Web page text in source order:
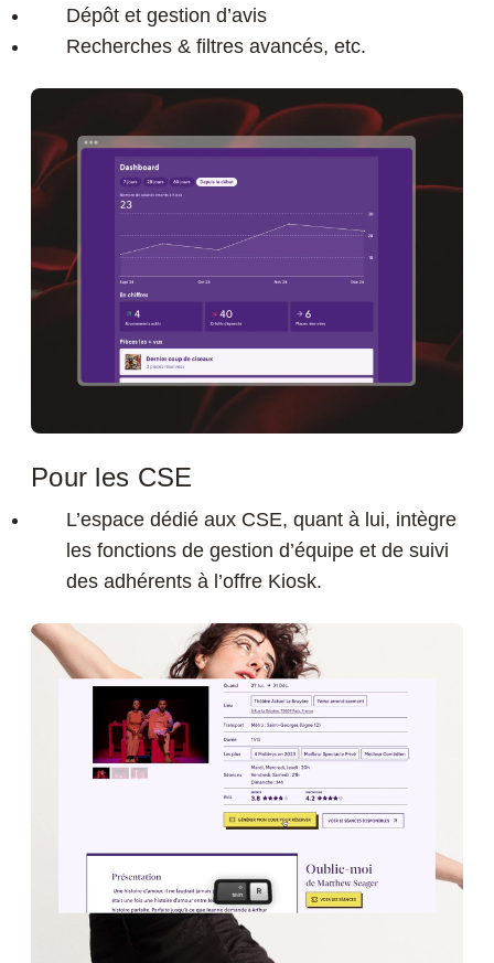
Dépôt et gestion d’avis
Recherches & filtres avancés, etc.
Pour les CSE
L’espace dédié aux CSE, quant à lui, intègre
les fonctions de gestion d’équipe et de suivi
des adhérents à l’offre Kiosk.